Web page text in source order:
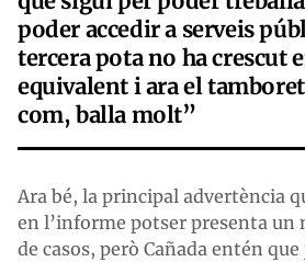
poder accedir a serveis
tercera pota no ha crescut
equivalent i ara el
com, balla molt”
Ara bé, la principal advertència
en l’informe potser presenta un
de casos, però Cañada entén